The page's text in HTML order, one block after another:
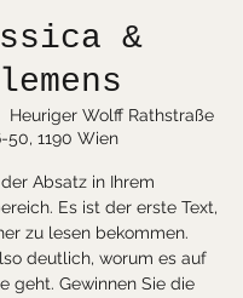
&
Heuriger Wolff Rathstraße
50, 1190 Wien
Absatz in Ihrem
Es ist der erste Text,
zu lesen bekommen.
deutlich, worum es auf
geht. Gewinnen Sie die